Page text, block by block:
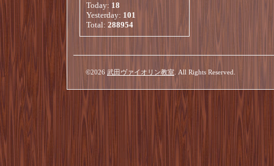
Today: 18
Yesterday: 101
Total: 288954
©2026 武田ヴァイオリン教室 . All Rights Reserved.